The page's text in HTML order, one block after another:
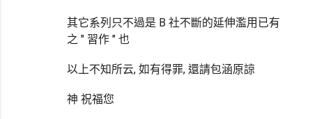
其它系列只不過是 B 社不斷的延伸濫用已有
之 " 習作 " 也
以上不知所云, 如有得罪, 還請包涵原諒
神 祝福您